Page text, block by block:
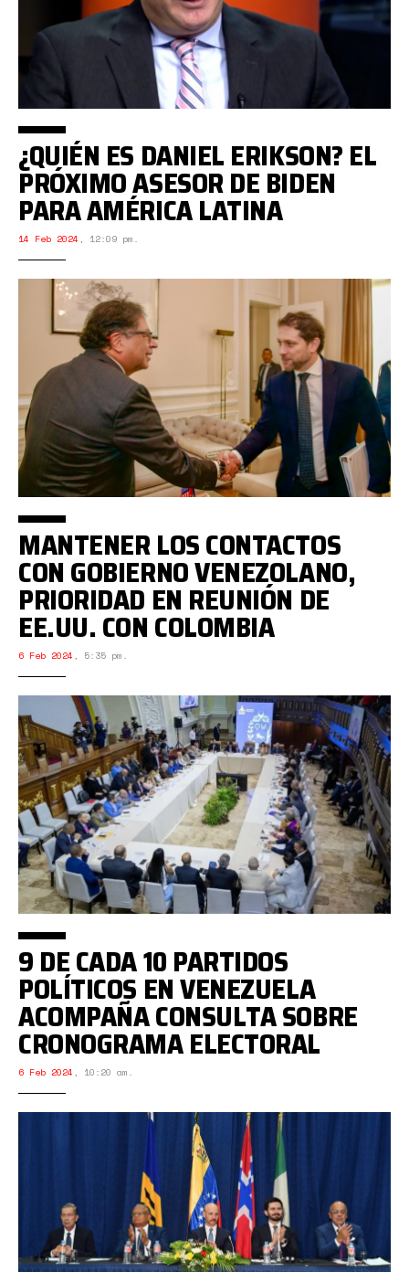
¿QUIÉN ES DANIEL ERIKSON? EL
PRÓXIMO ASESOR DE BIDEN
PARA AMÉRICA LATINA
14 Feb 2024 , 12:09 pm.
MANTENER LOS CONTACTOS
CON GOBIERNO VENEZOLANO,
PRIORIDAD EN REUNIÓN DE
EE.UU. CON COLOMBIA
6 Feb 2024 , 5:35 pm.
9 DE CADA 10 PARTIDOS
POLÍTICOS EN VENEZUELA
ACOMPAÑA CONSULTA SOBRE
CRONOGRAMA ELECTORAL
6 Feb 2024 , 10:20 am.